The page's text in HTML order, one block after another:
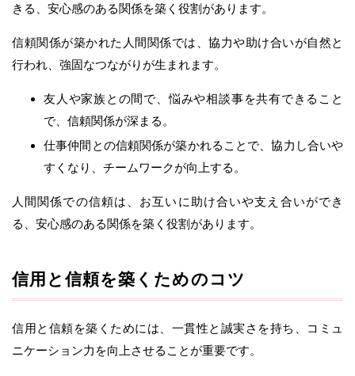
きる、安心感のある関係を築く役割があります。
信頼関係が築かれた人間関係では、協力や助け合いが自然と
行われ、強固なつながりが生まれます。
友人や家族との間で、悩みや相談事を共有できること
で、信頼関係が深まる。
仕事仲間との信頼関係が築かれることで、協力し合いや
すくなり、チームワークが向上する。
人間関係での信頼は、お互いに助け合いや支え合いができ
る、安心感のある関係を築く役割があります。
信用と信頼を築くためのコツ
信用と信頼を築くためには、一貫性と誠実さを持ち、コミュ
ニケーション力を向上させることが重要です。